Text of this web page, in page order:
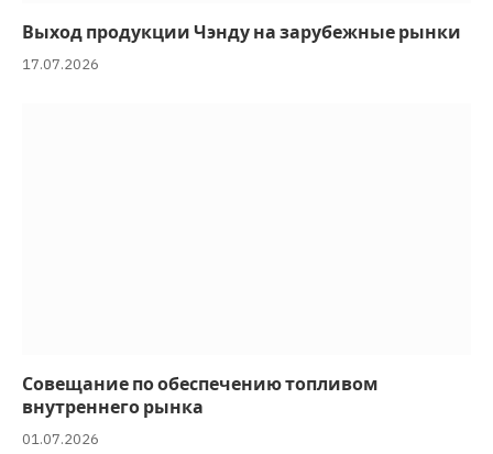
Выход продукции Чэнду на зарубежные рынки
17.07.2026
Совещание по обеспечению топливом
внутреннего рынка
01.07.2026